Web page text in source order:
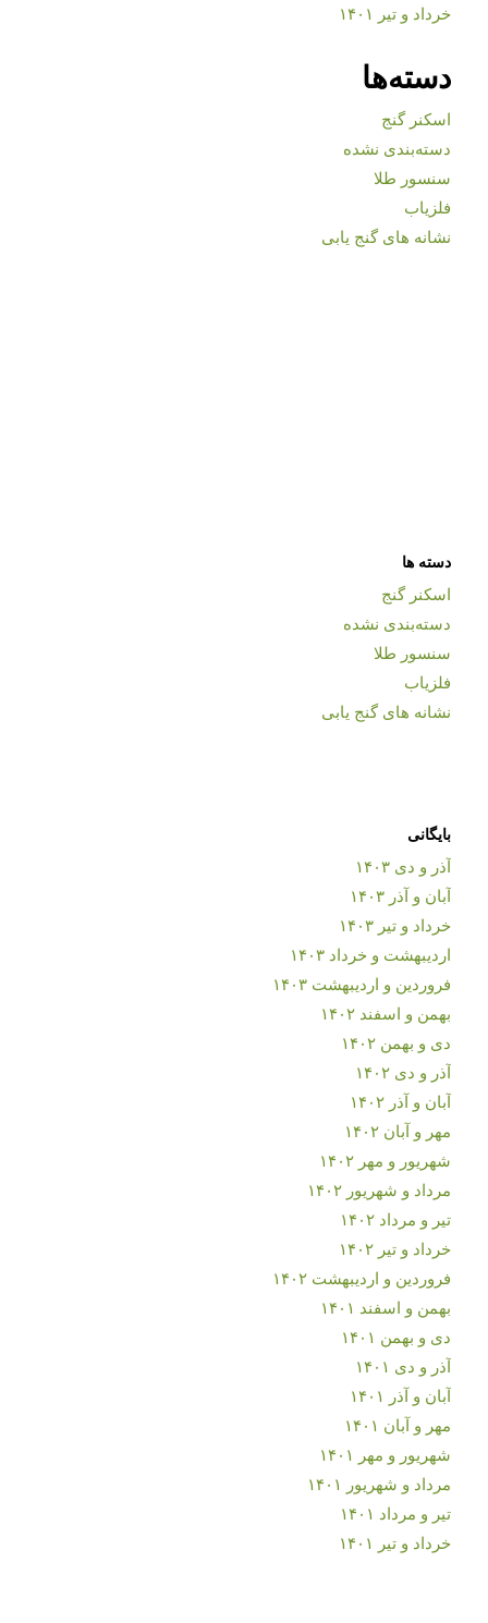
خرداد و تیر ۱۴۰۱
دسته‌ها
اسکنر گنج
دسته‌بندی نشده
سنسور طلا
فلزیاب
نشانه های گنج یابی
دسته ها
اسکنر گنج
دسته‌بندی نشده
سنسور طلا
فلزیاب
نشانه های گنج یابی
بایگانی
آذر و دی ۱۴۰۳
آبان و آذر ۱۴۰۳
خرداد و تیر ۱۴۰۳
اردیبهشت و خرداد ۱۴۰۳
فروردین و اردیبهشت ۱۴۰۳
بهمن و اسفند ۱۴۰۲
دی و بهمن ۱۴۰۲
آذر و دی ۱۴۰۲
آبان و آذر ۱۴۰۲
مهر و آبان ۱۴۰۲
شهریور و مهر ۱۴۰۲
مرداد و شهریور ۱۴۰۲
تیر و مرداد ۱۴۰۲
خرداد و تیر ۱۴۰۲
فروردین و اردیبهشت ۱۴۰۲
بهمن و اسفند ۱۴۰۱
دی و بهمن ۱۴۰۱
آذر و دی ۱۴۰۱
آبان و آذر ۱۴۰۱
مهر و آبان ۱۴۰۱
شهریور و مهر ۱۴۰۱
مرداد و شهریور ۱۴۰۱
تیر و مرداد ۱۴۰۱
خرداد و تیر ۱۴۰۱